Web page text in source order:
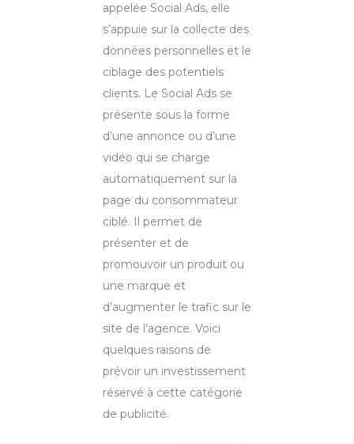
appelée Social Ads, elle
s’appuie sur la collecte des
données personnelles et le
ciblage des potentiels
clients. Le Social Ads se
présente sous la forme
d’une annonce ou d’une
vidéo qui se charge
automatiquement sur la
page du consommateur
ciblé. Il permet de
présenter et de
promouvoir un produit ou
une marque et
d’augmenter le trafic sur le
site de l’agence. Voici
quelques raisons de
prévoir un investissement
réservé à cette catégorie
de publicité.